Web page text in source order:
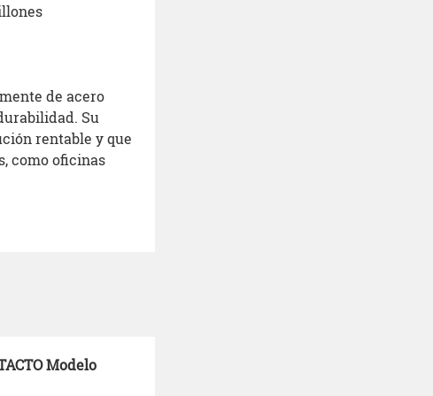
de acero
Su
rentable y que
como oficinas
Modelo